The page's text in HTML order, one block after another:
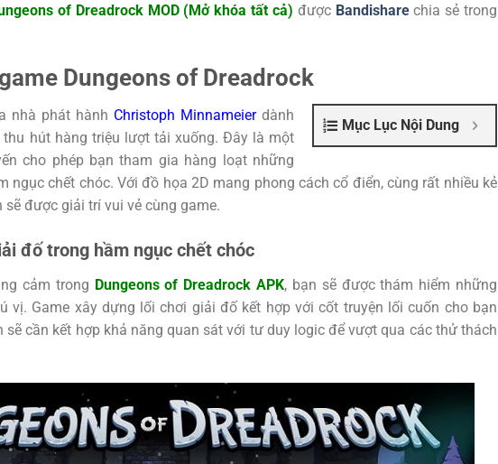
of Dreadrock MOD (Mở khóa tất cả) được Bandisharechia sẻ trong
Dungeons of Dreadrock
Mục Lục Nội Dung
nhà phát hành Christoph Minnameierdành
hút hàng triệu lượt tải xuống. Đây là một
cho phép bạn tham gia hàng loạt những
ngục chết chóc. Với đồ họa 2D mang phong cách cổ điển, cùng rất nhiều kẻ
được giải trí vui vẻ cùng game.
đố trong hầm ngục chết chóc
cảm trong Dungeons of Dreadrock APK, bạn sẽ được thám hiểm những
vị. Game xây dựng lối chơi giải đố kết hợp với cốt truyện lối cuốn cho bạn
sẽ cần kết hợp khả năng quan sát với tư duy logic để vượt qua các thử thách